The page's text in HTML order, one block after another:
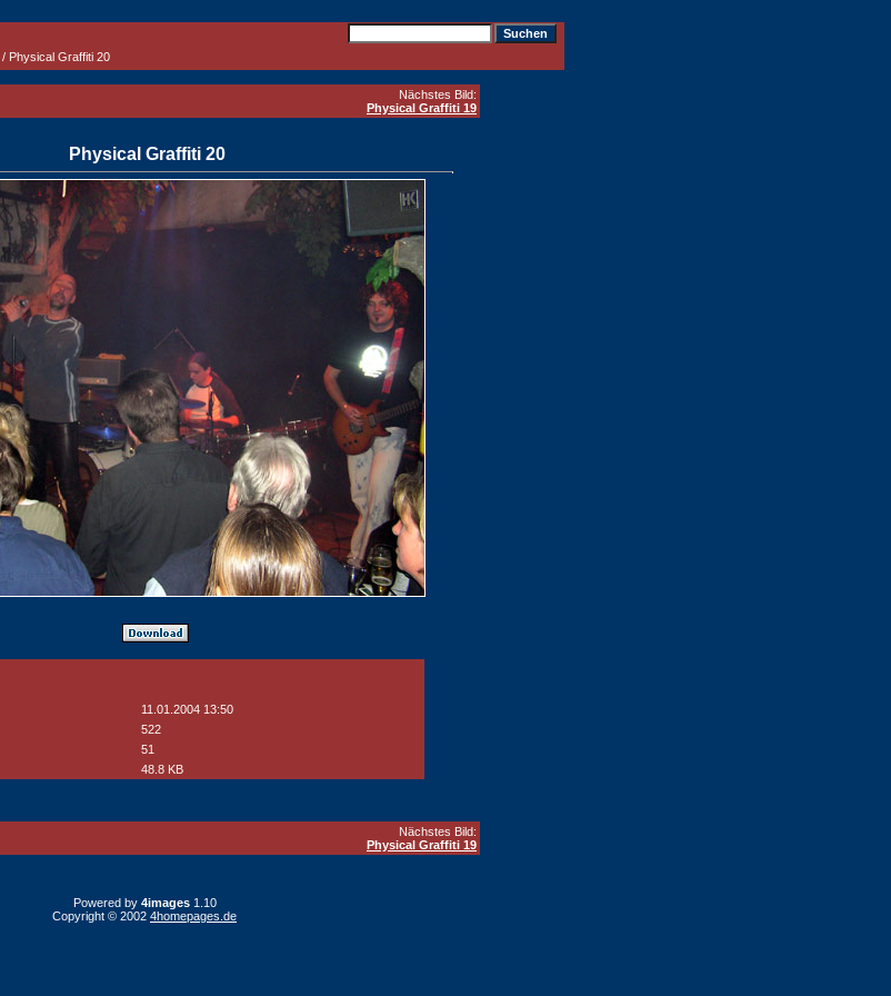
/ Physical Graffiti 20
Nächstes Bild:
Physical Graffiti 19
Physical Graffiti 20
11.01.2004 13:50
522
51
48.8 KB
Nächstes Bild:
Physical Graffiti 19
Powered by 4images1.10
Copyright © 2002 4homepages.de